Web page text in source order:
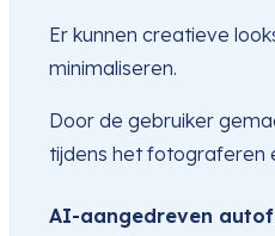
Er kunnen creatieve
minimaliseren.
Door de gebruiker
tijdens het fotograferen
AI-aangedreven